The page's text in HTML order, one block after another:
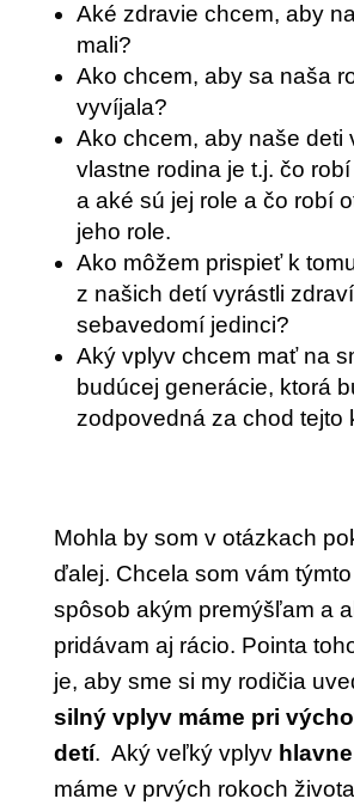
Aké zdravie chcem, aby
mali?
Ako chcem, aby sa naša
vyvíjala?
Ako chcem, aby naše deti
vlastne rodina je t.j. čo
a aké sú jej role a čo robí
jeho role.
Ako môžem prispieť k
z našich detí vyrástli zdraví
sebavedomí jedinci?
Aký vplyv chcem mať na
budúcej generácie, ktorá
zodpovedná za chod tejto
Mohla by som v otázkach
ďalej. Chcela som vám
spôsob akým premýšľam a
pridávam aj rácio. Pointa
je, aby sme si my rodičia
silný vplyv máme pri
detí. Aký veľký vplyvhlavne
máme v prvých rokoch